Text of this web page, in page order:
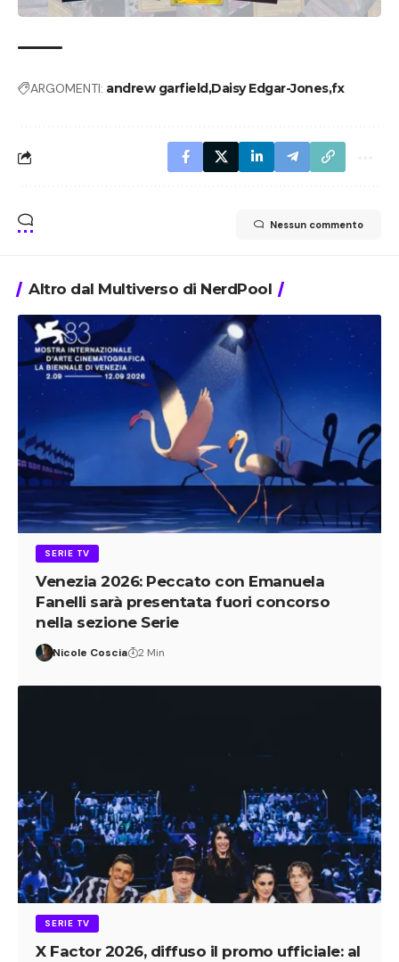
ARGOMENTI: andrew garfield Daisy Edgar-Jonesfx
Nessun commento
Altro dal Multiverso di NerdPool
SERIE TV
Venezia 2026: Peccato con Emanuela
Fanelli sarà presentata fuori concorso
nella sezione Serie
Nicole Coscia 2 Min
SERIE TV
X Factor 2026, diffuso il promo ufficiale: al